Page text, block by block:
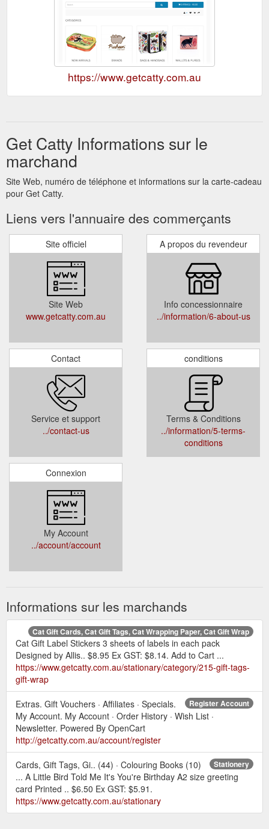
https://www.getcatty.com.au
Get Catty Informations sur le
marchand
Site Web, numéro de téléphone et informations sur la carte-cadeau
pour Get Catty.
Liens vers l'annuaire des commerçants
Site officiel
Site Web
www.getcatty.com.au
A propos du revendeur
Info concessionnaire
../information/6-about-us
Contact
Service et support
../contact-us
conditions
Terms & Conditions
../information/5-terms-
conditions
Connexion
My Account
../account/account
Informations sur les marchands
Cat Gift Cards, Cat Gift Tags, Cat Wrapping Paper, Cat Gift Wrap
Cat Gift Label Stickers 3 sheets of labels in each pack
Designed by Allis.. $8.95 Ex GST: $8.14. Add to Cart ...
https://www.getcatty.com.au/stationary/category/215-gift-tags-
gift-wrap
Register Account
Extras. Gift Vouchers · Affiliates · Specials.
My Account. My Account · Order History · Wish List ·
Newsletter. Powered By OpenCart
http://getcatty.com.au/account/register
Stationery
Cards, Gift Tags, Gi.. (44) · Colouring Books (10)
... A Little Bird Told Me It's You're Birthday A2 size greeting
card Printed .. $6.50 Ex GST: $5.91.
https://www.getcatty.com.au/stationary